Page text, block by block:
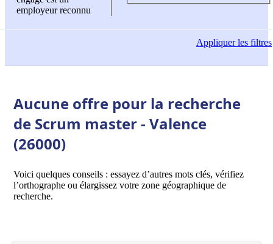
employeur reconnu
Appliquerles filtres
Aucune offre pour la recherche
de Scrum master - Valence
(26000)
Voici quelques conseils : essayez d’autres mots clés, vérifiez
l’orthographe ou élargissez votre zone géographique de
recherche.